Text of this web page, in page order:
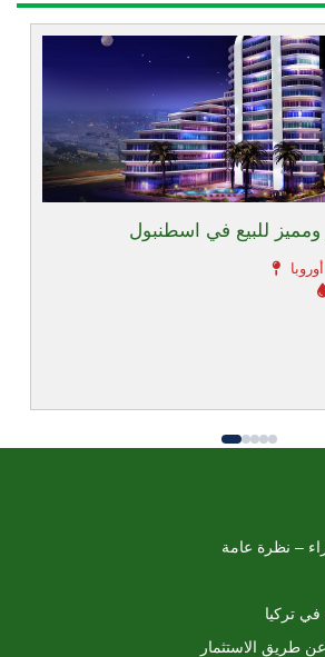
ومميز للبيع في اسطنبول
– نظرة عامة
في تركيا
عن طريق الاستثمار